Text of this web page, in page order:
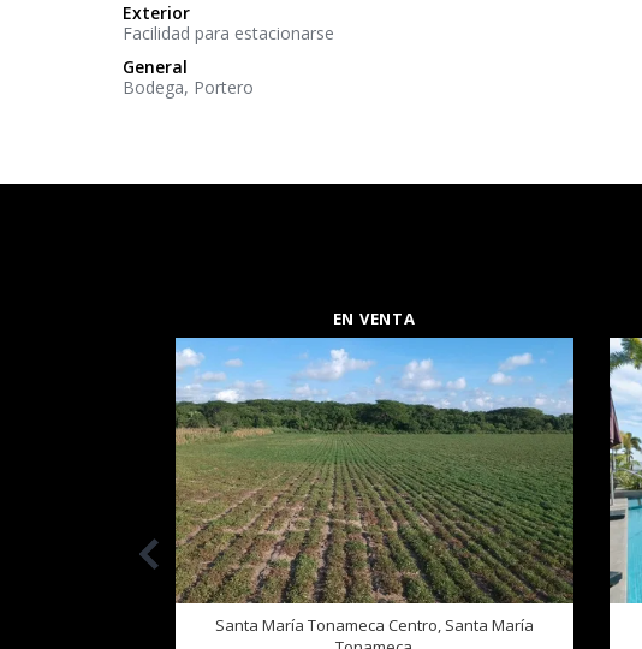
Exterior
Facilidad para estacionarse
General
Bodega Portero
EN VENTA
Santa María Tonameca Centro, Santa María